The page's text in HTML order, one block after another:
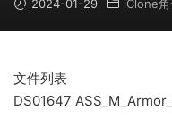
2024-01-29 iClone
文件列表
DS01647